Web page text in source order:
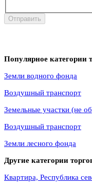
Отправить
Популярное категории
Земли водного фонда
Воздушный транспорт
Земельные участки (не
Воздушный транспорт
Земли лесного фонда
Другие категории
Квартира, Республика